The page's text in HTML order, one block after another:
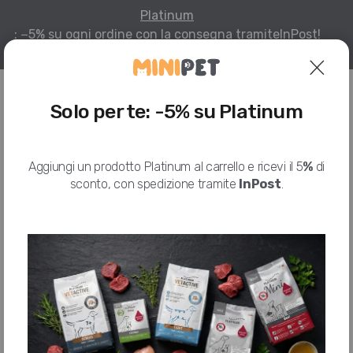
Platinum
: −5% su ogni ordine con la consegna tramiteInPost!
GOURMET GOLD MOUSSE, AGNELLO E FAGIOLINI, 85G
Fagiolini, 85g
GOURMET
Solo per te: -5% su Platinum
Aggiungi un prodotto Platinum al carrello e ricevi il 5% di
sconto, con spedizione tramite InPost.